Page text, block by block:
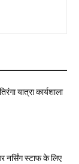
यात्रा कार्यशाला
नर्सिंग स्टाफ के लिए